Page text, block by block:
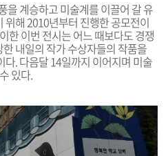
을 계승하고 미술계를 이끌어 갈 유
위해 2010년부터 진행한 공모전이
한 이번 전시는 어느 때보다도 경쟁
내일의 작가 수상자들의 작품을
다. 다음달 14일까지 이어지며 미술
있다.